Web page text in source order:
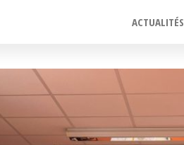
ACTUALITÉS